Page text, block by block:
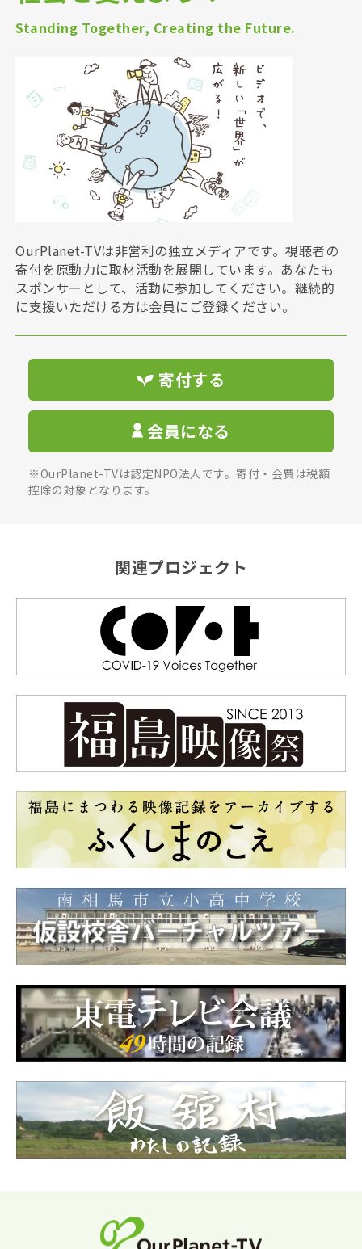
Standing Together, Creating the Future.
OurPlanet-TVは非営利の独立メディアです。視聴者の
寄付を原動力に取材活動を展開しています。あなたも
スポンサーとして、活動に参加してください。継続的
に支援いただける方は会員にご登録ください。
寄付する
会員になる
※OurPlanet-TVは認定NPO法人です。寄付・会費は税額
控除の対象となります。
関連プロジェクト